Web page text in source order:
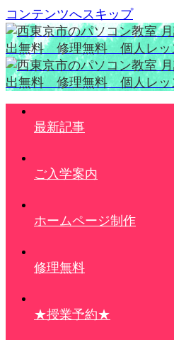
コンテンツへスキップ
最新記事
ご入学案内
ホームページ制作
修理無料
★授業予約★